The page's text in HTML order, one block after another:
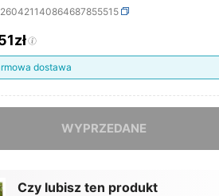
AND
dostawa
WYPRZEDANE
Czy lubisz ten produkt